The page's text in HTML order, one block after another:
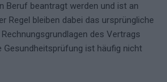
Beruf beantragt werden und ist an
Regel bleiben dabei das ursprüngliche
des Vertrags
Gesundheitsprüfung ist häufig nicht